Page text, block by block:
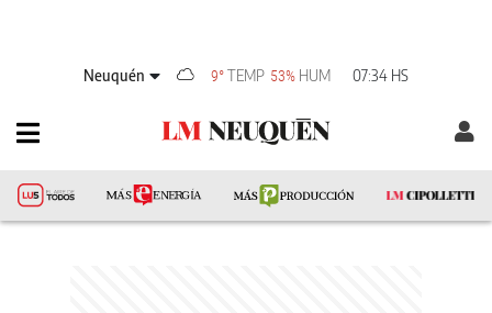
Neuquén 9°TEMP 53% HUM 07:34 HS